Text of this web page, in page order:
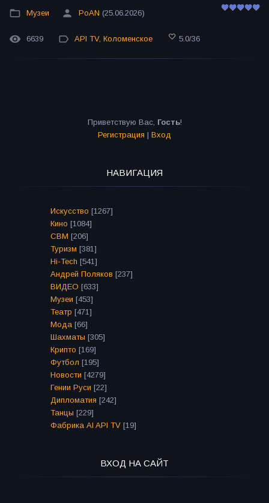
Музеи PoAN (25.06.2026)
6639 API TV, Коломенское 5.0/36
Приветствую Вас, Гость!
Регистрация | Вход
НАВИГАЦИЯ
Искусство [1267]
Кино [1084]
СВМ [206]
Туризм [381]
Hi-Tech [541]
Андрей Поляков [237]
ВИДЕО [633]
Музеи [453]
Театр [471]
Мода [66]
Шахматы [305]
Крипто [169]
Футбол [195]
Новости [4279]
Гении Руси [22]
Дипломатия [242]
Танцы [229]
Фабрика AI API TV [19]
ВХОД НА САЙТ